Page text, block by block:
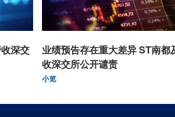
深交
业绩预告存在重大差异 ST南都
收深交所公开谴责
小览